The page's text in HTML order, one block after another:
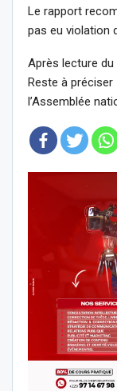
Le rapport
pas eu violation
Après lecture
Reste à préciser
l’Assemblée